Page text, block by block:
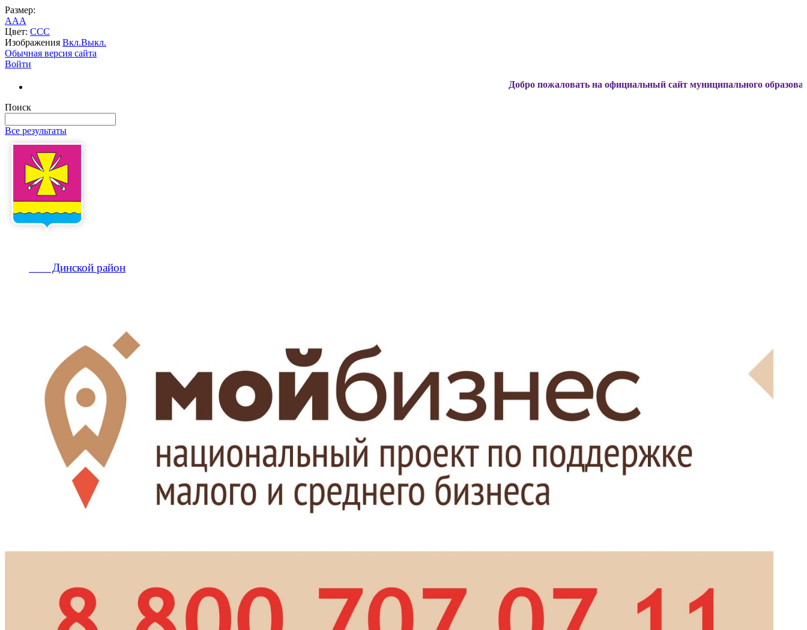
Размер:
AAA
Цвет: CCC
Изображения Вкл.Выкл.
Обычная версия сайта
Войти
Добро пожаловать на официальный сайт муниципального образования
Поиск
Все результаты
Динской район